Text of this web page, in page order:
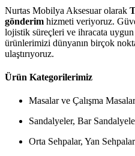
Nurtas Mobilya Aksesuar olarak
gönderim hizmeti veriyoruz.
lojistik süreçleri ve ihracata uygun
ürünlerimizi dünyanın birçok
ulaştırıyoruz.
Ürün Kategorilerimiz
Masalar ve Çalışma
Sandalyeler, Bar
Orta Sehpalar, Yan